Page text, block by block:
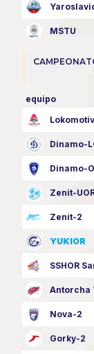
MSTU
equipo
Dinamo-
Dinamo-
Zenit-
Zenit-2
YUKIOR
SSHOR
Antorcha
Nova-2
Gorky-2